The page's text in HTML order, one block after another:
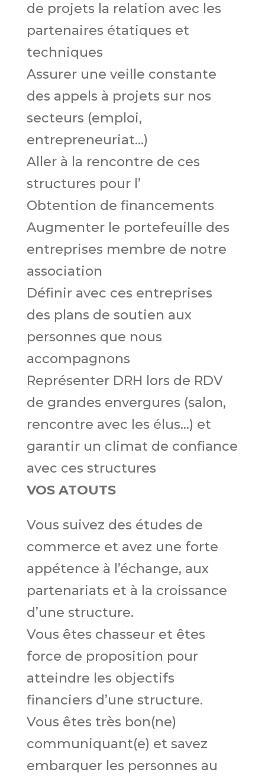
de projets la relation avec les
partenaires étatiques et
techniques
Assurer une veille constante
des appels à projets sur nos
secteurs (emploi,
entrepreneuriat...)
Aller à la rencontre de ces
structures pour l’
Obtention de financements
Augmenter le portefeuille des
entreprises membre de notre
association
Définir avec ces entreprises
des plans de soutien aux
personnes que nous
accompagnons
Représenter DRH lors de RDV
de grandes envergures (salon,
rencontre avec les élus...) et
garantir un climat de confiance
avec ces structures
VOS ATOUTS
Vous suivez des études de
commerce et avez une forte
appétence à l’échange, aux
partenariats et à la croissance
d’une structure.
Vous êtes chasseur et êtes
force de proposition pour
atteindre les objectifs
financiers d’une structure.
Vous êtes très bon(ne)
communiquant(e) et savez
embarquer les personnes au